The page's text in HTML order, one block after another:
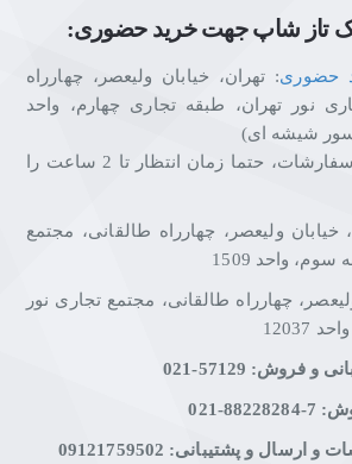
تاز شاپ جهت خرید حضوری:
حضوری: تهران، خیابان ولیعصر، چهارراه
نور تهران، طبقه تجاری چهارم، واحد
(به علت حجم بالای سفارشات، حتما زمان انتظار تا 2 ساعت را
خیابان ولیعصر، چهارراه طالقانی، مجتمع
واحد 1509
چهارراه طالقانی، مجتمع تجاری نور
فروش: 57129-021
021
و پشتیبانی: 09121759502